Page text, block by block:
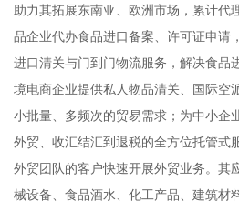
助力其拓展东南亚、欧洲市场，累计代
品企业代办食品进口备案、许可证申请
进口清关与门到门物流服务，解决食品
境电商企业提供私人物品清关、国际空
小批量、多频次的贸易需求；为中小企
外贸、收汇结汇到退税的全方位托管式
外贸团队的客户快速开展外贸业务。其
械设备、食品酒水、化工产品、建筑材